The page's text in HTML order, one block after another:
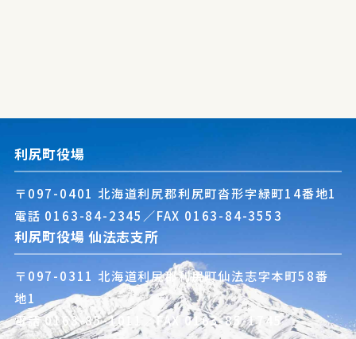
利尻町役場
〒097-0401 北海道利尻郡利尻町沓形字緑町14番地1
電話 0163-84-2345 ／FAX 0163-84-3553
利尻町役場 仙法志支所
〒097-0311 北海道利尻郡利尻町仙法志字本町58番
地1
電話0163-85-1011 ／FAX 0163-85-1745